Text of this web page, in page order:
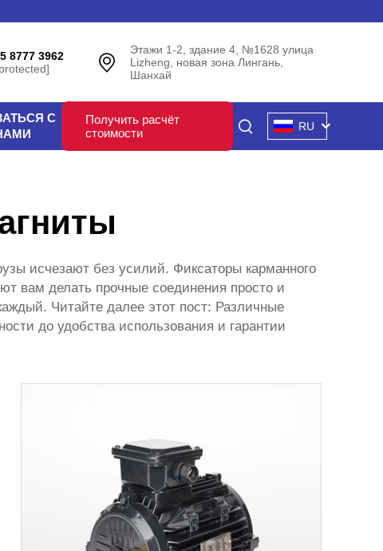
8777 3962
Этажи 1-2, здание 4, №1628 улица
Lizheng, новая зона Лингань,
Шанхай
С
Получить расчёт
стоимости
RU
исчезают без усилий. Фиксаторы карманного
вам делать прочные соединения просто и
Читайте далее этот пост: Различные
до удобства использования и гарантии